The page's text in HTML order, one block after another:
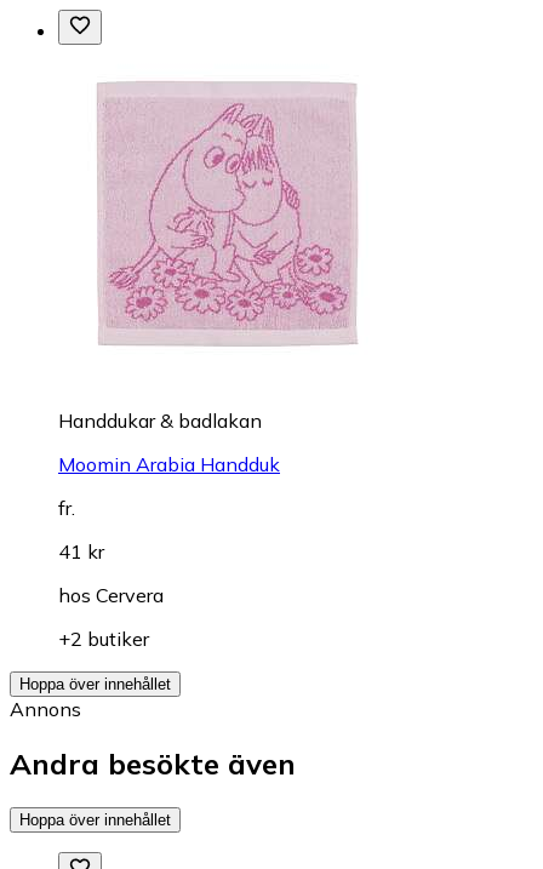
Handdukar & badlakan
Moomin Arabia Handduk
fr.
41 kr
hos Cervera
+2 butiker
Hoppa över innehållet
Annons
Andra besökte även
Hoppa över innehållet